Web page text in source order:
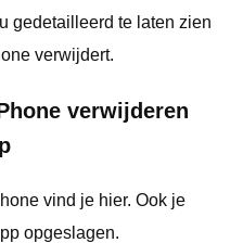
gedetailleerd te laten zien
verwijdert.
verwijderen
vind je hier. Ook je
opgeslagen.